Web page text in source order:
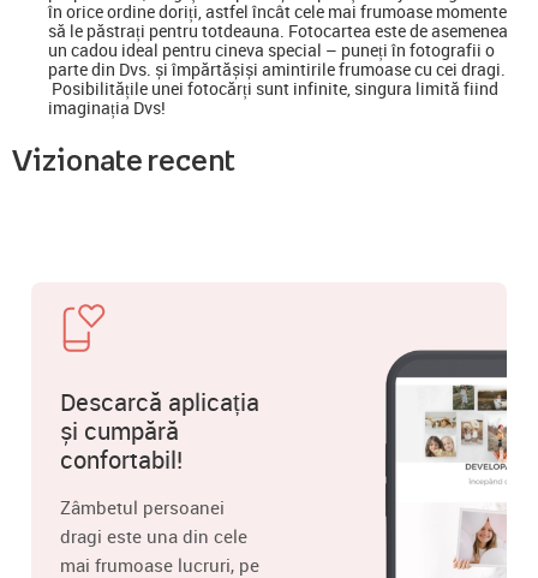
în orice ordine doriți, astfel încât cele mai frumoase momente
să le păstrați pentru totdeauna. Fotocartea este de asemenea
un cadou ideal pentru cineva special – puneți în fotografii o
parte din Dvs. și împărtășiși amintirile frumoase cu cei dragi.
Posibilitățile unei fotocărți sunt infinite, singura limită fiind
imaginația Dvs!
Vizionate recent
Descarcă aplicația
și cumpără
confortabil!
Zâmbetul persoanei
dragi este una din cele
mai frumoase lucruri, pe